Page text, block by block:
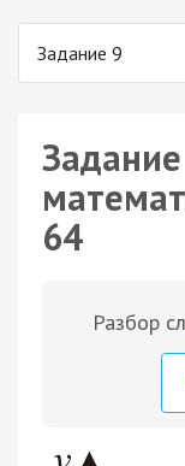
Задание 9
64
Разбор